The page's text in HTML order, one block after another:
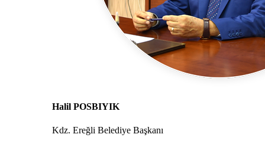
Halil POSBIYIK
Kdz. Ereğli Belediye Başkanı